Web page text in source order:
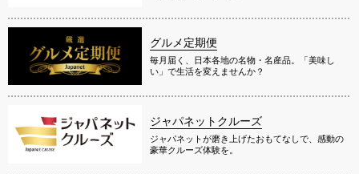
グルメ定期便
毎月届く、日本各地の名物・名産品。「美味し
い」で生活を変えませんか？
ジャパネットクルーズ
ジャパネットが磨き上げたおもてなしで、感動の
豪華クルーズ体験を。